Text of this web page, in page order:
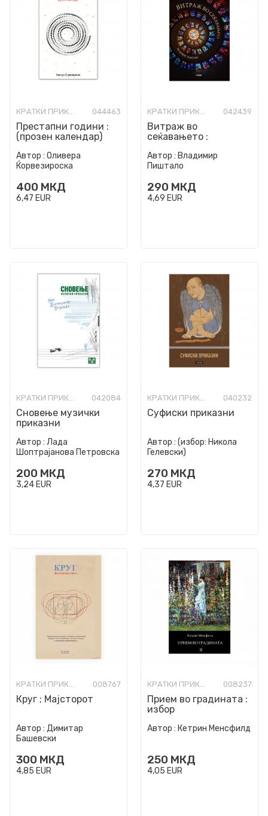
КРАТКИ ПРИКАЗНИ 044463
Престапни години :
(прозен календар)
Автор : Оливера
Ќорвезироска
400 МКД
6,47 EUR
КРАТКИ ПРИКАЗНИ 042439
Витраж во
сеќавањето :
Автор : Владимир
Пиштало
290 МКД
4,69 EUR
КРАТКИ ПРИКАЗНИ 042084
Сновење музички
приказни
Автор : Лада
Шоптрајанова Петровска
200 МКД
3,24 EUR
КРАТКИ ПРИКАЗНИ 040232
Суфиски приказни
Автор : (избор: Никола
Гелевски)
270 МКД
4,37 EUR
КРАТКИ ПРИКАЗНИ 008767
Круг ; Мајсторот
Автор : Димитар
Башевски
300 МКД
4,85 EUR
КРАТКИ ПРИКАЗНИ 008237
Прием во градината :
избор
Автор : Кетрин Менсфилд
250 МКД
4,05 EUR